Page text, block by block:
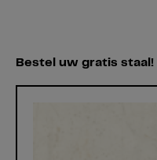
Bestel uw gratis staal!